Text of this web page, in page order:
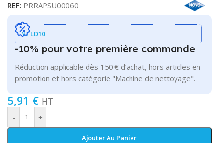
REF: PRRAPSU00060
NTLD10
-10% pour votre première commande
Réduction applicable dès 150 € d’achat, hors articles en
promotion et hors catégorie "Machine de nettoyage".
5,91 € HT
- +
Ajouter Au Panier